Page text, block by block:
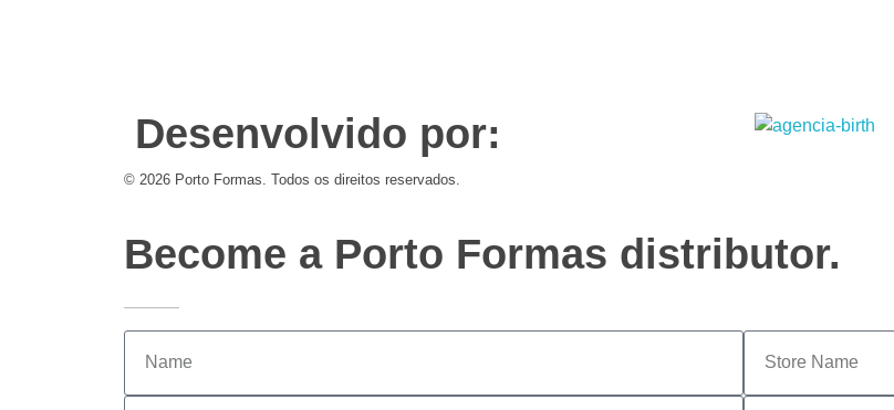
Desenvolvido por:
© 2026 Porto Formas. Todos os direitos reservados.
Become a Porto Formas distributor.